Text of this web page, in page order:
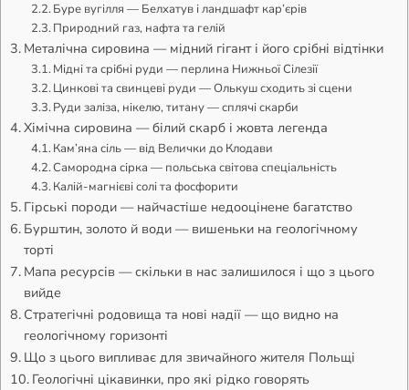
Буре вугілля — Белхатув і ландшафт кар’єрів
Природний газ, нафта та гелій
Металічна сировина — мідний гігант і його срібні відтінки
Мідні та срібні руди — перлина Нижньої Сілезії
Цинкові та свинцеві руди — Олькуш сходить зі сцени
Руди заліза, нікелю, титану — сплячі скарби
Хімічна сировина — білий скарб і жовта легенда
Кам’яна сіль — від Велички до Клодави
Самородна сірка — польська світова спеціальність
Калій-магнієві солі та фосфорити
Гірські породи — найчастіше недооцінене багатство
Бурштин, золото й води — вишеньки на геологічному
торті
Мапа ресурсів — скільки в нас залишилося і що з цього
вийде
Стратегічні родовища та нові надії — що видно на
геологічному горизонті
Що з цього випливає для звичайного жителя Польщі
Геологічні цікавинки, про які рідко говорять